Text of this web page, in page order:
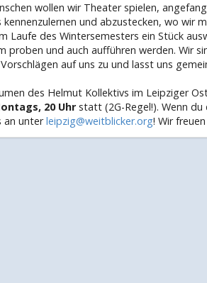
wollen wir Theater spielen,
und abzustecken, wo wir
Laufe des Wintersemesters ein Stück
proben und auch aufführen werden. Wir
auf uns zu und lasst uns
des Helmut Kollektivs im Leipziger
20 Uhrstatt (2G-Regel!). Wenn
an unterleipzig@weitblicker.org! Wir